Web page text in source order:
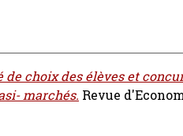
de choix des élèves et
marchés. Revue